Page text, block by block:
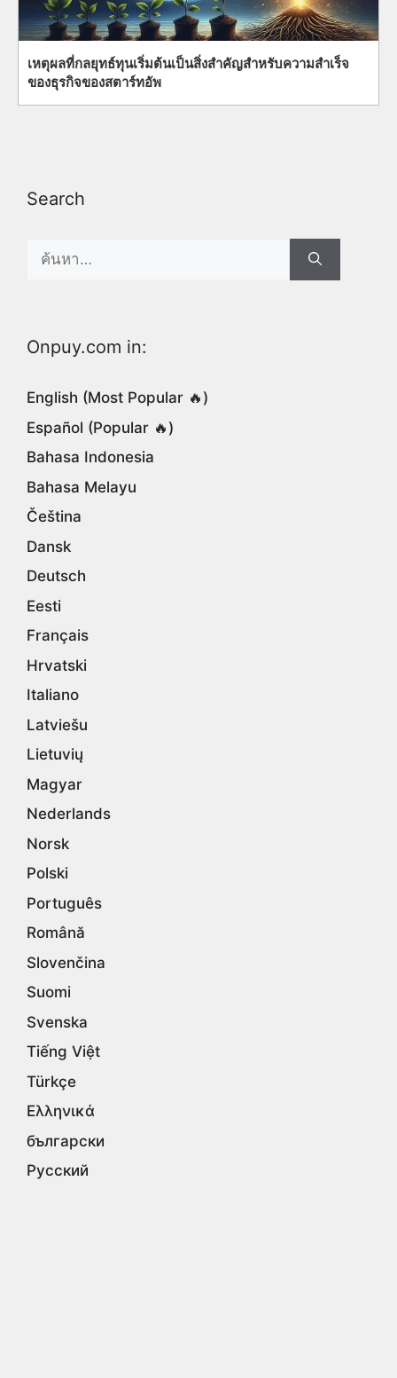
เหตุผลที่กลยุทธ์ทุนเริ่มต้นเป็นสิ่งสำคัญสำหรับความสำเร็จ
ของธุรกิจของสตาร์ทอัพ
Search
Search
Onpuy.com in:
English (Most Popular 🔥)
Español (Popular 🔥)
Bahasa Indonesia
Bahasa Melayu
Čeština
Dansk
Deutsch
Eesti
Français
Hrvatski
Italiano
Latviešu
Lietuvių
Magyar
Nederlands
Norsk
Polski
Português
Română
Slovenčina
Suomi
Svenska
Tiếng Việt
Türkçe
Ελληνικά
български
Русский